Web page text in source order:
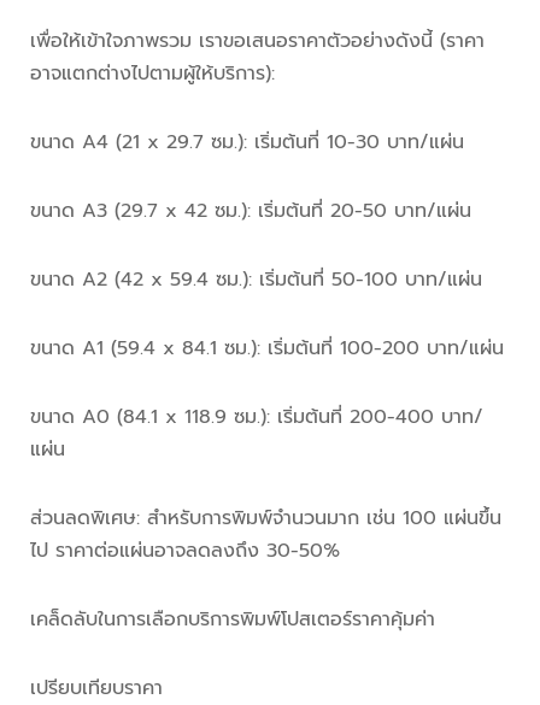
เพื่อให้เข้าใจภาพรวม เราขอเสนอราคาตัวอย่างดังนี้ (ราคา
อาจแตกต่างไปตามผู้ให้บริการ):
ขนาด A4 (21 x 29.7 ซม.): เริ่มต้นที่ 10-30 บาท/แผ่น
ขนาด A3 (29.7 x 42 ซม.): เริ่มต้นที่ 20-50 บาท/แผ่น
ขนาด A2 (42 x 59.4 ซม.): เริ่มต้นที่ 50-100 บาท/แผ่น
ขนาด A1 (59.4 x 84.1 ซม.): เริ่มต้นที่ 100-200 บาท/แผ่น
ขนาด A0 (84.1 x 118.9 ซม.): เริ่มต้นที่ 200-400 บาท/
แผ่น
ส่วนลดพิเศษ: สำหรับการพิมพ์จำนวนมาก เช่น 100 แผ่นขึ้น
ไป ราคาต่อแผ่นอาจลดลงถึง 30-50%
เคล็ดลับในการเลือกบริการพิมพ์โปสเตอร์ราคาคุ้มค่า
เปรียบเทียบราคา